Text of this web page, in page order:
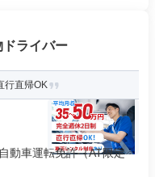
ライバー
行直帰OK
動車運転免許（AT限定